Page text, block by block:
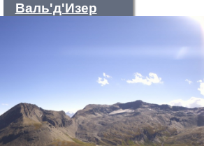
Валь'д'Изер